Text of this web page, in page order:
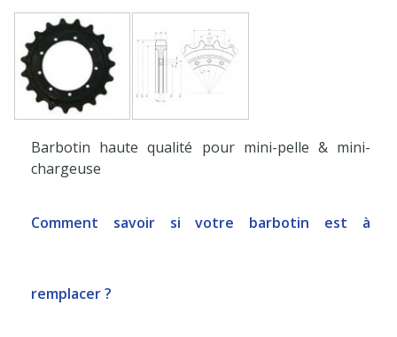
Barbotin haute qualité pour mini-pelle & mini-
chargeuse
Comment savoir si votre barbotin est à
remplacer ?